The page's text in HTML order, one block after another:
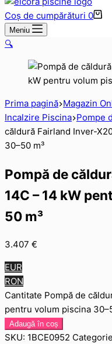
Coș de cumpărături 0
Meniu
🔍
Prima pagină Magazin
Incalzire Piscina Pompe
căldură Fairland Inver-
30–50 m³
Pompă de
14C – 14 kW
50 m³
3.407 €
EUR
RON
Cantitate Pompă de
pentru volum piscina
Adaugă în coș
SKU: 1BCE0952